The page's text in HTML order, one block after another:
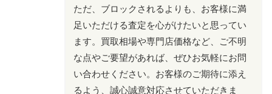
ただ、ブロックされるよりも、お客様に満
足いただける査定を心がけたいと思ってい
ます。買取相場や専門店価格など、ご不明
な点やご要望があれば、ぜひお気軽にお問
い合わせください。お客様のご期待に添え
るよう、誠心誠意対応させていただきま